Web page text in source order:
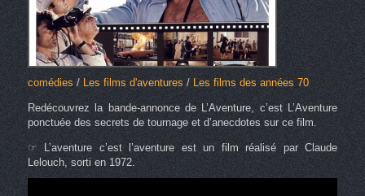
comédies/ Les films d'aventures /Les films des années 70
Redécouvrez la bande-annonce de L’Aventure, c’est L’Aventure
ponctuée des secrets de tournage et d’anecdotes sur ce film.
☞ L’aventure c’est l’aventure est un film réalisé par Claude
Lelouch, sorti en 1972.